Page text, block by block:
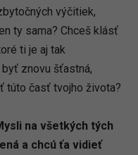
výčitiek,
ty sama? Chceš klásť
ti je aj tak
znovu šťastná,
túto časť tvojho života?
na všetkých tých
a chcú ťa vidieť